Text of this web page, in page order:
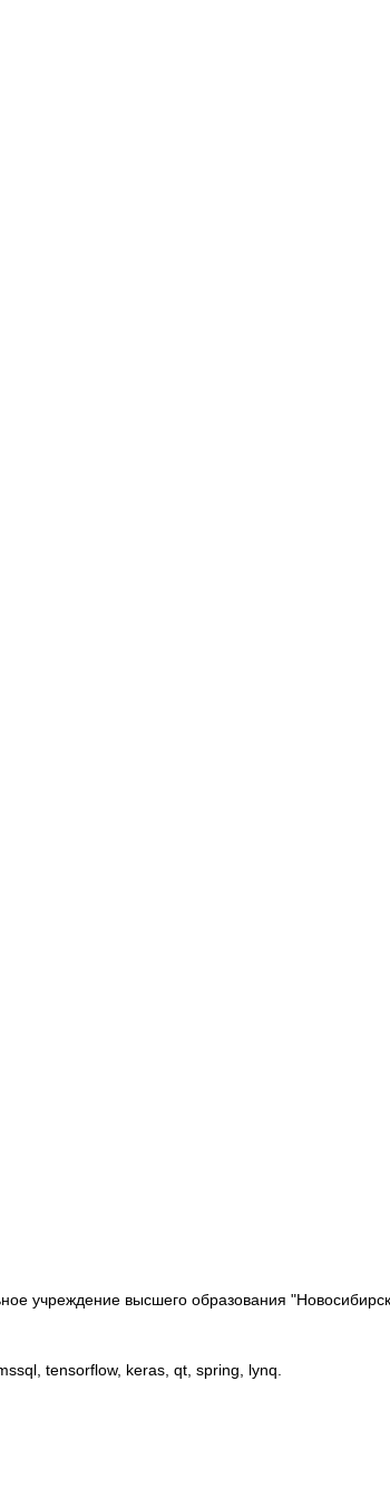
учреждение высшего образования
tensorflow, keras, qt, spring, lynq.